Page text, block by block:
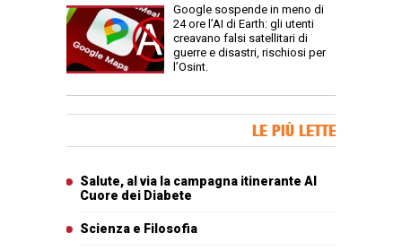
Google sospende in meno di
24 ore l’AI di Earth: gli utenti
creavano falsi satellitari di
guerre e disastri, rischiosi per
l’Osint.
LE PIÙ LETTE
Salute, al via la campagna itinerante Al
Cuore dei Diabete
Scienza e Filosofia